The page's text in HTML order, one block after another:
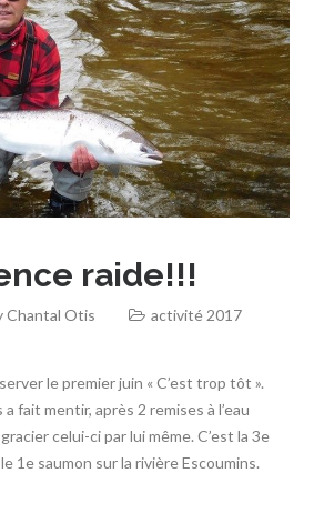
raide!!!
Chantal Otis activité 2017
le premier juin « C’est trop tôt ».
fait mentir, après 2 remises à l’eau
celui-ci par lui même. C’est la 3e
1e saumon sur la rivière Escoumins.